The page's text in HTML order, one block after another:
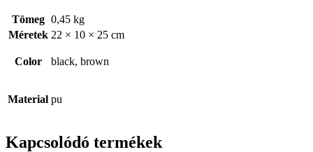
Tömeg 0,45 kg
Méretek 22 × 10 × 25 cm
Color black, brown
Material pu
Kapcsolódó termékek